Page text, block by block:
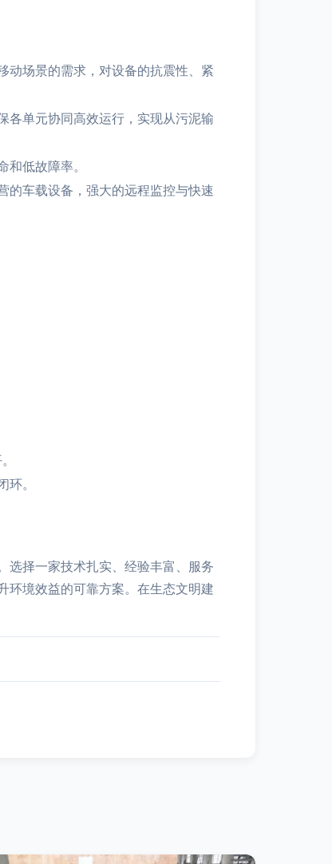
动场景的需求，对设备的抗震性、紧
各单元协同高效运行，实现从污泥输
低故障率。
的车载设备，强大的远程监控与快速
。
选择一家技术扎实、经验丰富、服务
环境效益的可靠方案。在生态文明建